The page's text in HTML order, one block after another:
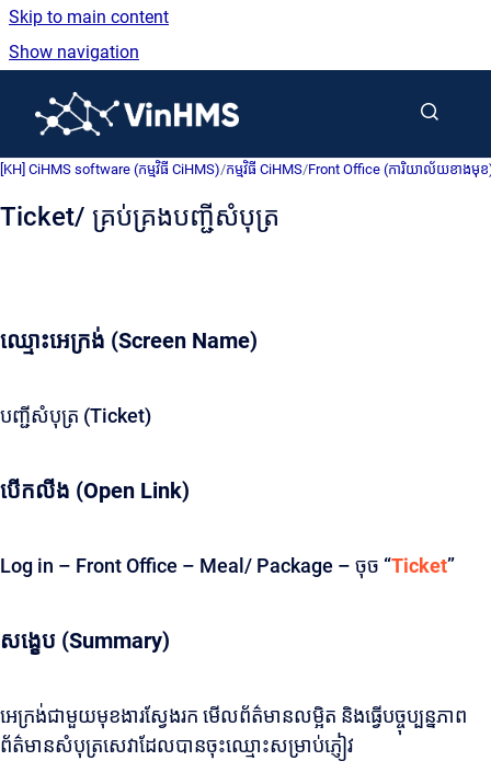
Skip to main content
Show navigation
[KH] CiHMS software (កម្មវិធី CiHMS)/កម្មវិធី CiHMS/Front Office (ការិយាល័យខាងមុ
Ticket/ គ្រប់គ្រងបញ្ជីសំបុត្រ
ឈ្មោះអេក្រង់ (Screen Name)
បញ្ជីសំបុត្រ (Ticket)
បើកលីង (Open Link)
Log in – Front Office – Meal/ Package – ចុច “Ticket”
សង្ខេប (Summary)
អេក្រង់ជាមួយមុខងារស្វែងរក មើលព័ត៌មានលម្អិត និងធ្វើបច្ចុប្បន្នភាព
ព័ត៌មានសំបុត្រសេវាដែលបានចុះឈ្មោះសម្រាប់ភ្ញៀវ